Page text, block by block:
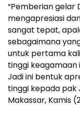
“Pemberian gelar
mengapresiasi
sangat tepat,
sebagaimana
untuk pertama
tinggi keagamaan
Jadi ini bentuk
tinggi kepada pak
Makassar, Kamis